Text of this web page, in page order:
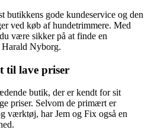
butikkens gode kundeservice og den
ved køb af hundetrimmere. Med
være sikker på at finde en
Nyborg.
til lave priser
butik, der er kendt for sit
priser. Selvom de primært er
værktøj, har Jem og Fix også en